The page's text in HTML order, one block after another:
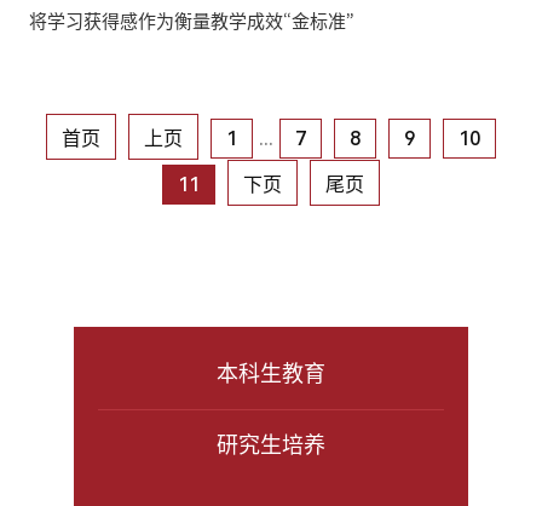
将学习获得感作为衡量教学成效“金标准”
首页 上页 1 ... 7 8 9
10
11
下页 尾页
本科生教育
研究生培养